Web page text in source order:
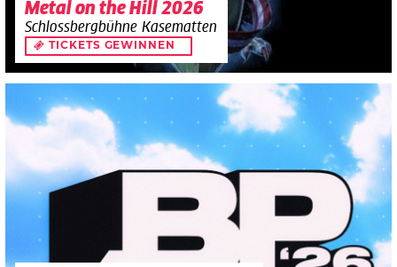
Metal on the Hill 2026
Schlossbergbühne Kasematten
TICKETS GEWINNEN